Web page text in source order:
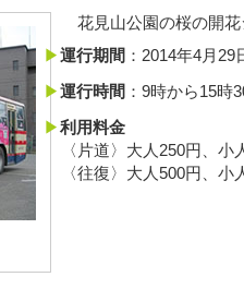
花見山公園の桜の開花
運行期間 ：2014年4月
運行時間 ：9時から15時
利用料金
〈片道〉大人250円、小
〈往復〉大人500円、小